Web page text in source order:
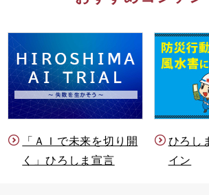
「ＡＩで未来を切り開
く」ひろしま宣言
ひろし
イン